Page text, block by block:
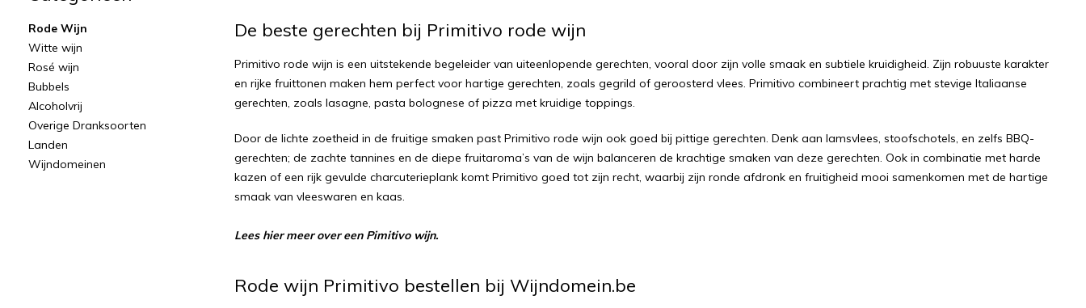
Rode Wijn
Witte wijn
Rosé wijn
Bubbels
Alcoholvrij
Overige Dranksoorten
Landen
Wijndomeinen
De beste gerechten bij Primitivo rode wijn
Primitivo rode wijn is een uitstekende begeleider van uiteenlopende gerechten, vooral door zijn volle smaak en subtiele kruidigheid. Zijn robuuste karakter
en rijke fruittonen maken hem perfect voor hartige gerechten, zoals gegrild of geroosterd vlees. Primitivo combineert prachtig met stevige Italiaanse
gerechten, zoals lasagne, pasta bolognese of pizza met kruidige toppings.
Door de lichte zoetheid in de fruitige smaken past Primitivo rode wijn ook goed bij pittige gerechten. Denk aan lamsvlees, stoofschotels, en zelfs BBQ-
gerechten; de zachte tannines en de diepe fruitaroma’s van de wijn balanceren de krachtige smaken van deze gerechten. Ook in combinatie met harde
kazen of een rijk gevulde charcuterieplank komt Primitivo goed tot zijn recht, waarbij zijn ronde afdronk en fruitigheid mooi samenkomen met de hartige
smaak van vleeswaren en kaas.
Lees hiermeer over een Pimitivo wijn.
Rode wijn Primitivo bestellen bij Wijndomein.be